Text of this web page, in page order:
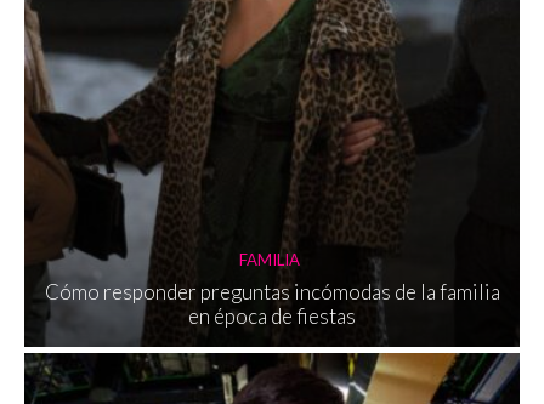
FAMILIA
Cómo responder preguntas incómodas de la familia
en época de fiestas